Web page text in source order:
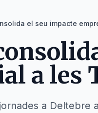
el seu impacte
a les
a